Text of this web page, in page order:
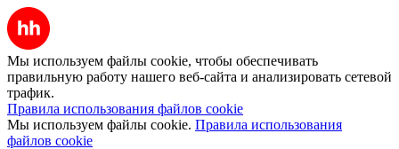
Мы используем файлы cookie, чтобы обеспечивать
правильную работу нашего веб-сайта и анализировать сетевой
трафик.
Правила использования файлов cookie
Мы используем файлы cookie. Правила использования
файлов cookie